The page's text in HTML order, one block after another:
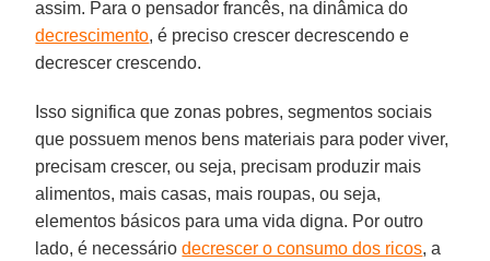
assim. Para o pensador francês, na dinâmica do
decrescimento, é preciso crescer decrescendo e
decrescer crescendo.
Isso significa que zonas pobres, segmentos sociais
que possuem menos bens materiais para poder viver,
precisam crescer, ou seja, precisam produzir mais
alimentos, mais casas, mais roupas, ou seja,
elementos básicos para uma vida digna. Por outro
lado, é necessáriodecrescer o consumo dos ricos, a